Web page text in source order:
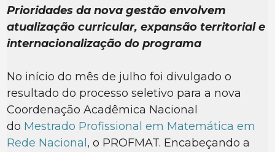
Prioridades da nova gestão envolvem
atualização curricular, expansão territorial e
internacionalização do programa
No início do mês de julho foi divulgado o
resultado do processo seletivo para a nova
Coordenação Acadêmica Nacional
do Mestrado Profissional em Matemática em
Rede Nacional , o PROFMAT. Encabeçando a